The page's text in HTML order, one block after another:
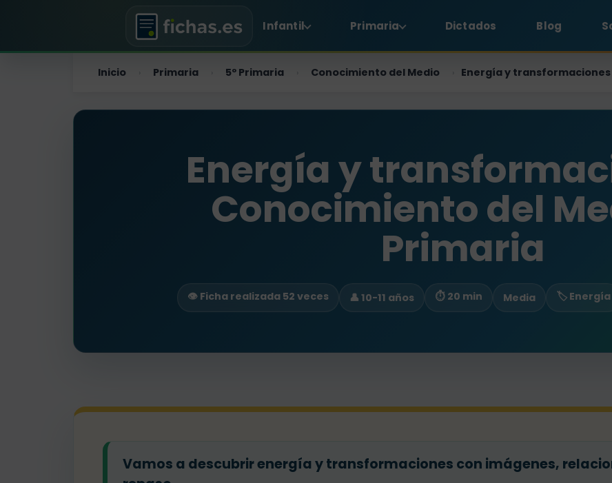
Infantil Primaria Dictados Blog
Inicio › Primaria › 5º Primaria › Conocimiento del Medio › Energía y transformaciones
Energía y
Conocimiento del
Primaria
👁️ Ficha realizada 52 veces 👤 10-11 años ⏱ 20 min Media 🏷️ Energía
Vamos a descubrir energía y transformaciones con imágenes,